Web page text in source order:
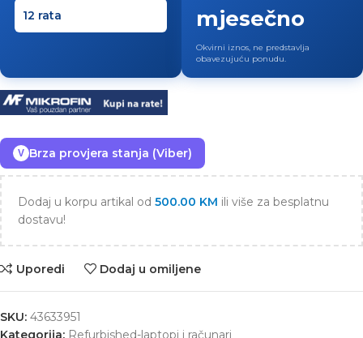
mjesečno
Okvirni iznos, ne predstavlja
obavezujuću ponudu.
V Brza provjera stanja (Viber)
Dodaj u korpu artikal od 500.00 KM ili više za besplatnu
dostavu!
Uporedi Dodaj u omiljene
SKU: 43633951
Kategorija: Refurbished-laptopi i računari